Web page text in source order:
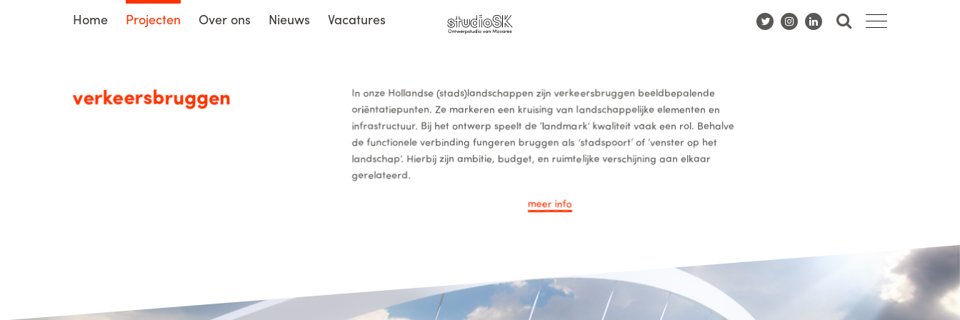
Home Projecten Over ons Nieuws Vacatures
verkeersbruggen
In onze Hollandse (stads)landschappen zijn verkeersbruggen beeldbepalende
oriëntatiepunten. Ze markeren een kruising van landschappelijke elementen en
infrastructuur. Bij het ontwerp speelt de ‘landmark’ kwaliteit vaak een rol. Behalve
de functionele verbinding fungeren bruggen als ‘stadspoort’ of ‘venster op het
landschap’. Hierbij zijn ambitie, budget, en ruimtelijke verschijning aan elkaar
gerelateerd.
meerinfo